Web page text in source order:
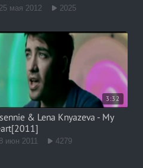
25 мая 2012 2025
3:32
& Lena Knyazeva - My
8 июн 2011 4279